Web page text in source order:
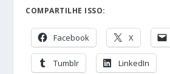
COMPARTILHE ISSO:
Facebook X
Tumblr LinkedIn